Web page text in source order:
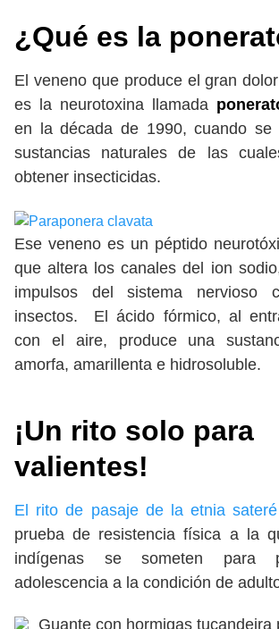
¿Qué es la
El veneno que produce el gran
es la neurotoxina llamada
en la década de 1990, cuando se
sustancias naturales de las
obtener insecticidas.
Ese veneno es un péptido
que altera los canales del ion
impulsos del sistema nervioso
insectos. El ácido fórmico, al
con el aire, produce una
amorfa, amarillenta e hidrosoluble.
¡Un rito solo para
valientes!
El rito de pasaje de la etnia
prueba de resistencia física a la
indígenas se someten
adolescencia a la condición de